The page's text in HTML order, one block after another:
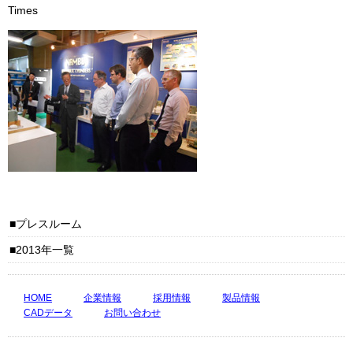
Times
プレスルーム
2013年一覧
HOME 企業情報 採用情報
製品情報
CADデータ
お問い合わせ